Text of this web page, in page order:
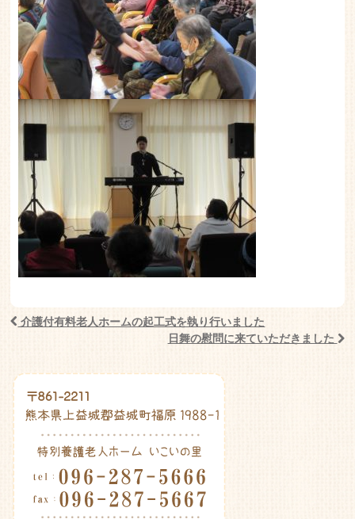
介護付有料老人ホームの起工式を執り行いました
日舞の慰問に来ていただきました